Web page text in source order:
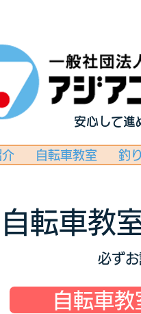
安心して進
自転車教室 釣
自転車教
必ず
自転車教